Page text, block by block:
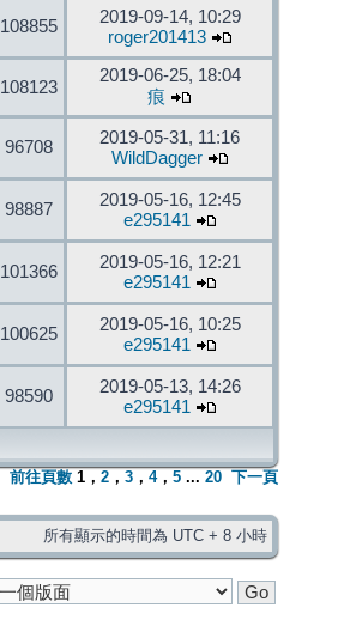
108855
2019-09-14, 10:29
roger201413
108123
2019-06-25, 18:04
痕
96708
2019-05-31, 11:16
WildDagger
98887
2019-05-16, 12:45
e295141
101366
2019-05-16, 12:21
e295141
100625
2019-05-16, 10:25
e295141
98590
2019-05-13, 14:26
e295141
前往頁數 1 ， 2 ， 3 ， 4， 5 ... 20 下一頁
所有顯示的時間為 UTC + 8 小時